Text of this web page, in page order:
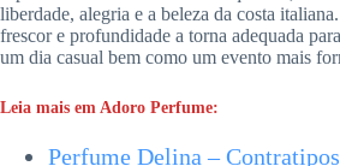
liberdade, alegria e a beleza da costa
frescor e profundidade a torna adequada
um dia casual bem como um evento mais
Leia mais em Adoro Perfume:
Perfume Delina –